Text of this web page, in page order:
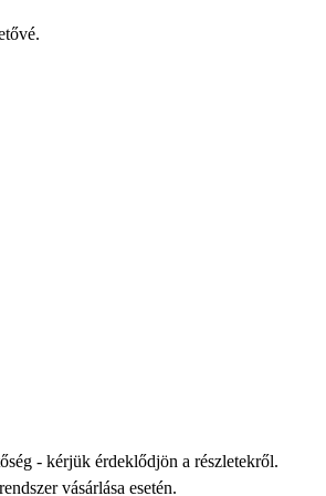
- kérjük érdeklődjön a részletekről.
vásárlása esetén.